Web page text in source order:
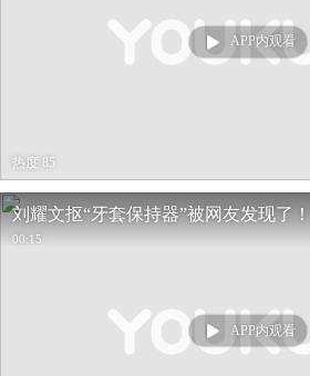
APP内观看
热度 85
刘耀文抠“牙套保持器”被网友发现了！
00:15
APP内观看